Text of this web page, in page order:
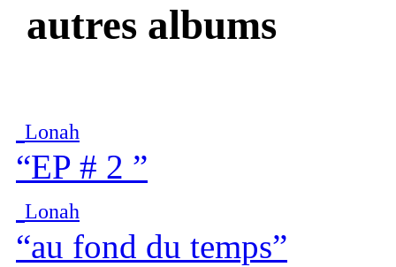
autres albums
Lonah
“EP # 2 ”
Lonah
“au fond du temps”